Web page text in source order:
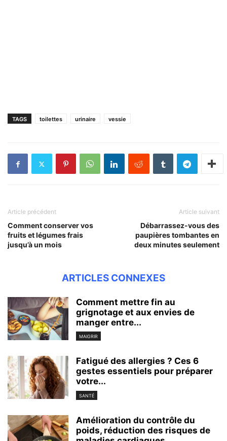
TAGS toilettes urinaire vessie
Article précédent
Comment conserver vos
fruits et légumes frais
jusqu’à un mois
Article suivant
Débarrassez-vous des
paupières tombantes en
deux minutes seulement
ARTICLES CONNEXES
Comment mettre fin au
grignotage et aux envies de
manger entre...
MAIGRIR
Fatigué des allergies ? Ces 6
gestes essentiels pour préparer
votre...
SANTÉ
Amélioration du contrôle du
poids, réduction des risques de